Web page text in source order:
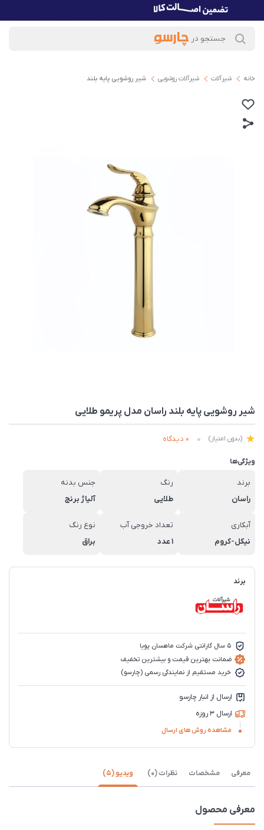
خانه شیرآلات شیرآلات روشویی شیر روشویی پایه بلند
شیر روشویی پایه بلند راسان مدل پریمو طلایی
(بدون امتیاز) 0 دیدگاه
ویژگی‌ها
برند
راسان
رنگ
طلایی
جنس بدنه
آلیاژ برنج
آبکاری
نیکل-کروم
تعداد خروجی آب
1 عدد
نوع رنگ
براق
برند
5 سال گارانتی شرکت ماهسان پویا
ضمانت بهترین قیمت و بیشترین تخفیف
خرید مستقیم از نمایندگی رسمی (چارسو)
ارسال از انبار چارسو
ارسال 3 روزه
مشاهده روش های ارسال
معرفی مشخصات نظرات (0) ویدیو (5)
معرفی محصول